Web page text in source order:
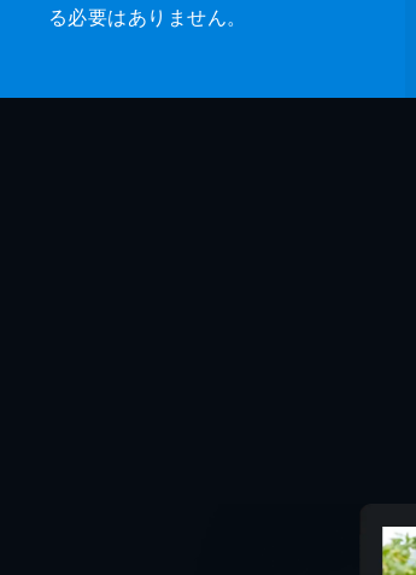
る必要はありません。